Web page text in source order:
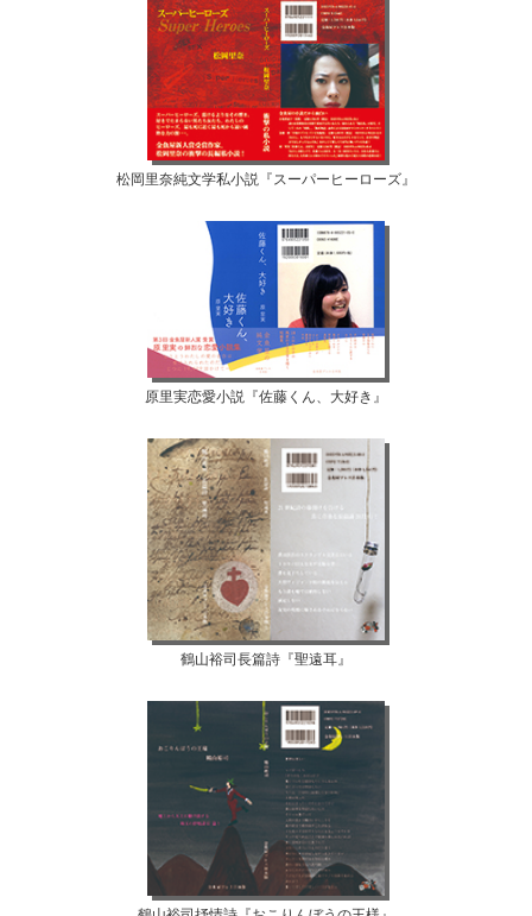
松岡里奈純文学私小説『スーパーヒーローズ』
原里実恋愛小説『佐藤くん、大好き』
鶴山裕司長篇詩『聖遠耳』